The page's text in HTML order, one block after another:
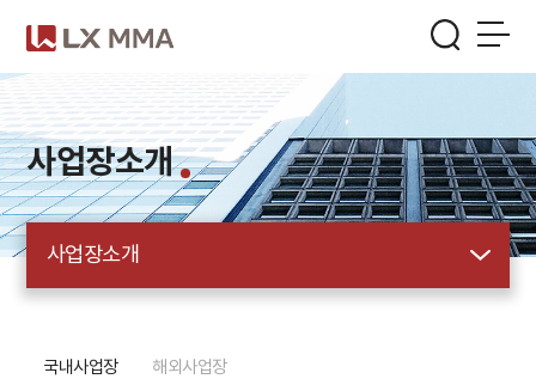
menu
/
본문가기
사업장소개
사업장소개
국내사업장 해외사업장